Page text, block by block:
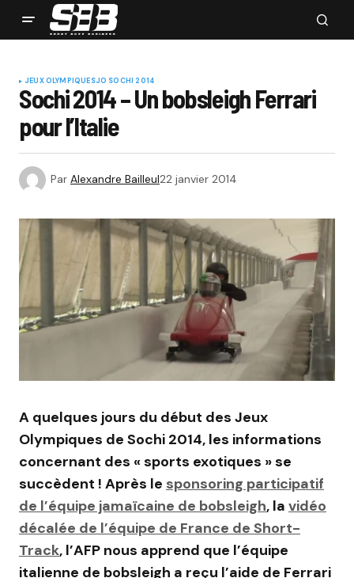
JEUX OLYMPIQUESJO SOCHI 2014
Sochi 2014 – Un bobsleigh Ferrari
pour l’Italie
Par Alexandre Bailleul22 janvier 2014
A quelques jours du début des Jeux
Olympiques de Sochi 2014, les informations
concernant des « sports exotiques » se
succèdent ! Après le sponsoring participatif
de l’équipe jamaïcaine de bobsleigh, la vidéo
décalée de l’équipe de France de Short-
Track, l’AFP nous apprend que l’équipe
italienne de bobsleigh a reçu l’aide de Ferrari